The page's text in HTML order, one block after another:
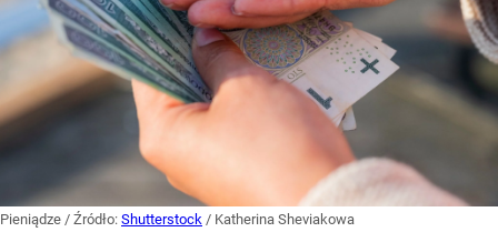
Pieniądze / Źródło: Shutterstock / Katherina Sheviakowa